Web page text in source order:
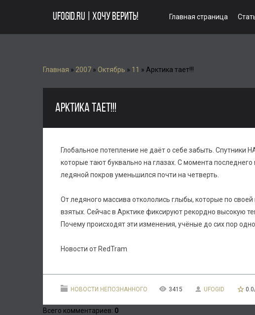
UFOGID.RU | ХОЧУ ВЕРИТЬ! Главная страница
Главная » 2007 » Октябрь » 11 » Арктика тает!!!
АРКТИКА ТАЕТ!!!
Глобальное потепление не даёт о себе забыть. Спутники
которые тают буквально на глазах. С момента
ледяной покров уменьшился почти на четверть.
От ледяного массива откололись глыбы, которые по
взятых. Сейчас в Арктике фиксируют рекордно высокую
Почему происходят эти изменения, учёные до сих пор
Новости от RedTram
НОВОСТИ НЕПОЗНАННОГО 3415 UFOGID 0.0
Всего комментариев: 0